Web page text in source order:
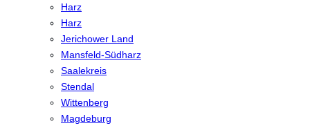
Harz
Harz
Jerichower Land
Mansfeld-Südharz
Saalekreis
Stendal
Wittenberg
Magdeburg